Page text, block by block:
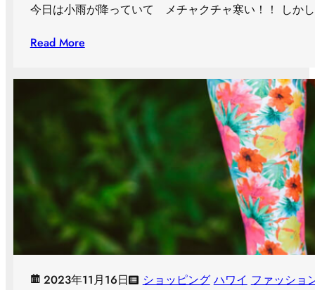
今日は小雨が降っていて メチャクチャ寒い！！ しか
Read More
2023年11月16日 ショッピング ハワイ ファッショ